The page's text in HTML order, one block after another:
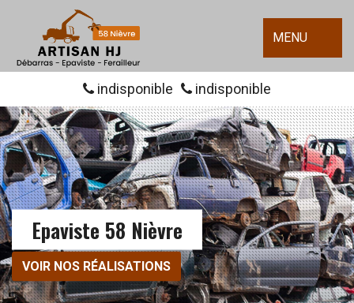
MENU
indisponible indisponible
Epaviste 58 Nièvre
VOIR NOS RÉALISATIONS